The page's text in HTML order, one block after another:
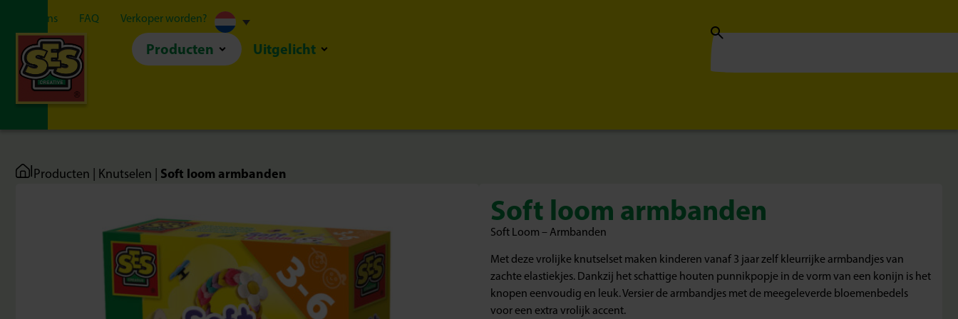
Over ons FAQ Verkoper worden?
Producten Uitgelicht
|Producten Knutselen Soft loom armbanden
Soft loom armbanden
Soft Loom – Armbanden
Met deze vrolijke knutselset maken kinderen vanaf 3 jaar zelf kleurrijke armbandjes van
zachte elastiekjes. Dankzij het schattige houten punnikpopje in de vorm van een konijn is het
knopen eenvoudig en leuk. Versier de armbandjes met de meegeleverde bloemenbedels
voor een extra vrolijk accent.